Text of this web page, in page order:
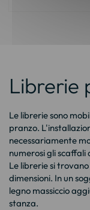
Librerie
Le librerie sono
pranzo.
necessariamente
numerosi gli
Le librerie si
dimensioni. In un
legno massiccio
stanza.